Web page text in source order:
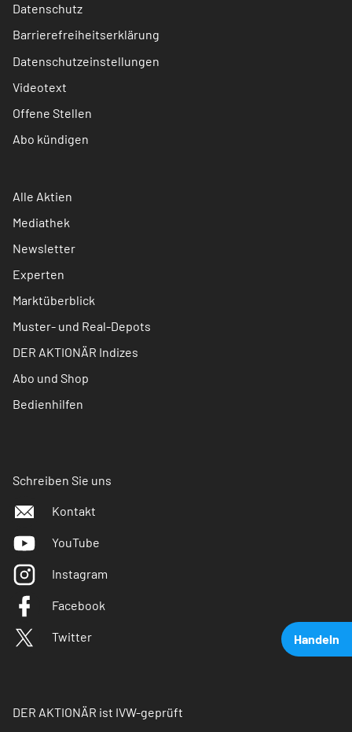
Handeln
Datenschutz
Barrierefreiheitserklärung
Datenschutzeinstellungen
Videotext
Offene Stellen
Abo kündigen
Alle Aktien
Mediathek
Newsletter
Experten
Marktüberblick
Muster- und Real-Depots
DER AKTIONÄR Indizes
Abo und Shop
Bedienhilfen
Schreiben Sie uns
Kontakt
YouTube
Instagram
Facebook
Twitter
DER AKTIONÄR ist IVW-geprüft